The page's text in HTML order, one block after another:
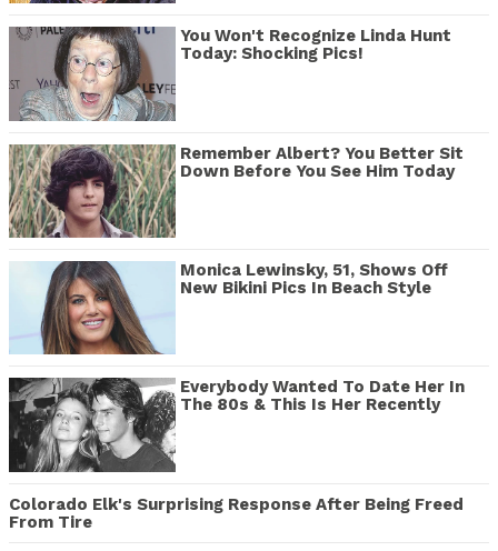
You Won't Recognize Linda Hunt
Today: Shocking Pics!
Remember Albert? You Better Sit
Down Before You See Him Today
Monica Lewinsky, 51, Shows Off
New Bikini Pics In Beach Style
Everybody Wanted To Date Her In
The 80s & This Is Her Recently
Colorado Elk's Surprising Response After Being Freed
From Tire